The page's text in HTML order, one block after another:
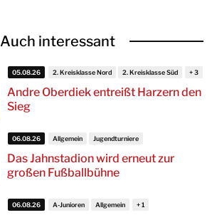
Auch interessant
Andre Oberdiek entreißt Harzern den
Sieg
05.08.26 2. Kreisklasse Nord 2. Kreisklasse Süd
Das Jahnstadion wird erneut zur
großen Fußballbühne
06.08.26 Allgemein Jugendturniere
06.08.26 A-Junioren Allgemein